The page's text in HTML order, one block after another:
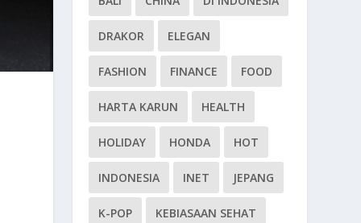
DRAKOR ELEGAN
FASHION FINANCE FOOD
HARTA KARUN HEALTH
HOLIDAY HONDA HOT
INDONESIA INET JEPANG
K-POP KEBIASAAN SEHAT